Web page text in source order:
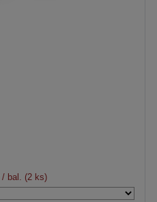
/ bal. (2 ks)